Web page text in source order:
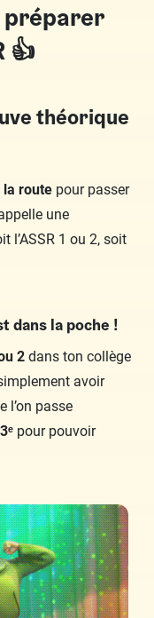
préparer
👍
théorique
la route pour passer
une
l’ASSR 1 ou 2, soit
dans la poche !
2 dans ton collège
avoir
l’on passe
pour pouvoir